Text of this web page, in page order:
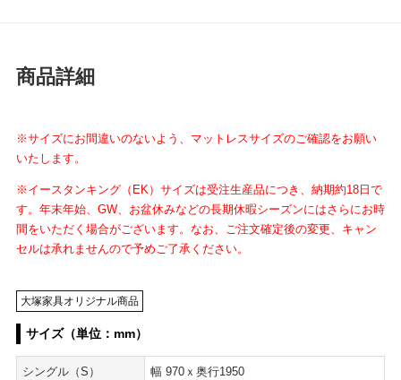
商品詳細
※サイズにお間違いのないよう、マットレスサイズのご確認をお願い
いたします。
※イースタンキング（EK）サイズは受注生産品につき、納期約18日で
す。年末年始、GW、お盆休みなどの長期休暇シーズンにはさらにお時
間をいただく場合がございます。なお、ご注文確定後の変更、キャン
セルは承れませんので予めご了承ください。
大塚家具オリジナル商品
サイズ（単位：mm）
シングル（S） 幅 970ｘ奥行1950